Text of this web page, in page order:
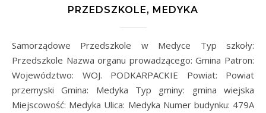
PRZEDSZKOLE, MEDYKA
Samorządowe Przedszkole w Medyce Typ szkoły:
Przedszkole Nazwa organu prowadzącego: Gmina Patron:
Województwo: WOJ. PODKARPACKIE Powiat: Powiat
przemyski Gmina: Medyka Typ gminy: gmina wiejska
Miejscowość: Medyka Ulica: Medyka Numer budynku: 479A